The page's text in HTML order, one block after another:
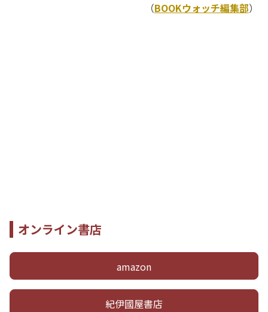
（BOOKウォッチ編集部）
オンライン書店
amazon
紀伊國屋書店